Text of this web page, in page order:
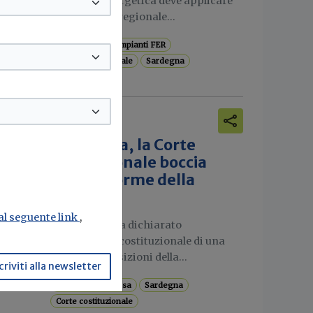
in
la normativa regionale...
Aree idonee
Impianti FER
Corte costituzionale
Sardegna
Salva Casa, la Corte
costituzionale boccia
alcune norme della
La Consulta ha dichiarato
l'illegittimità costituzionale di una
serie di disposizioni della...
Decreto salva-casa
Sardegna
Corte costituzionale
seguente link ,
alla newsletter